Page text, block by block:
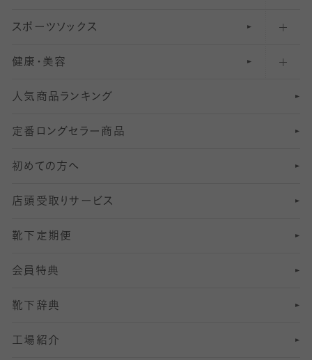
ハイソックス
オーバーニー・ニーハイソックス
81 〜110デニールタイツ
111〜210デニールタイツ
211デニールタイツ以上（防寒・厚手タイツ）
マタニティレギンス
5 分丈
6 分丈レギンス
7 分丈 レギンス
8分丈 レギンス
10分丈 レギンス
12分丈レギンス
13分丈レギンス
結婚式用ストッキング
美脚ストッキング
オールスルーストッキング
匠シリーズ
フレッシャーズ向けソックス・靴下
冠婚葬祭向けソックス・靴下
スーツカジュアルソックス・靴下
ロングホーズ
スポーツソックス
ランニングソックス・靴下
ゴルフソックス・靴下
サッカー・フットサル用ソックス
ヨガソックス・靴下
スポーツ用レッグウォーマー
SSサイズ（21～23cm）
Sサイズ（22～25cm）
Mサイズ（25～27cm）
Lサイズ（27～29cm）
健康・美容
インナーソックス
加圧・着圧ソックス
冷えとり靴下
着圧・加圧タイツ
むくみ対策
足の疲れ対策
足の臭い対策
冷え対策
人気商品ランキング
定番ロングセラー商品
初めての方へ
店頭受取りサービス
靴下定期便
会員特典
靴下辞典
工場紹介